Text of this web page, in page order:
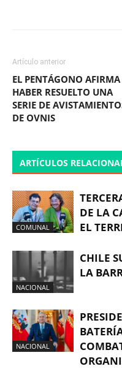
Artículo anterior
EL PENTÁGONO AFIRMA
HABER RESUELTO UNA
SERIE DE
DE OVNIS
ARTÍCULOS
COMUNAL
DE LA
EL
NACIONAL
CHILE
LA
NACIONAL